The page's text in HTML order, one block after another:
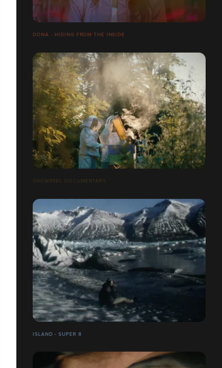
DONA - HIDING FROM THE INSIDE
SHOWREEL DOCUMENTARY
ISLAND - SUPER 8